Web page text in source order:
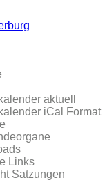
aktuell
iCal Format
Links
Satzungen